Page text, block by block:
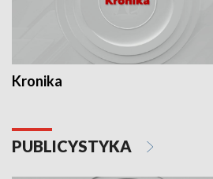
Kronika
PUBLICYSTYKA